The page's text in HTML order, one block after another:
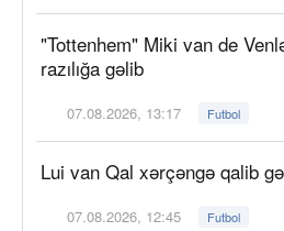
"Tottenhem" Miki van de
razılığa gəlib
07.08.2026, 13:17 Futbol
Lui van Qal xərçəngə qalib
07.08.2026, 12:45 Futbol